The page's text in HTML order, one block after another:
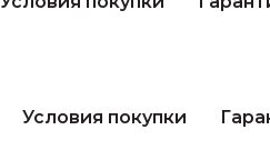
Условия покупки